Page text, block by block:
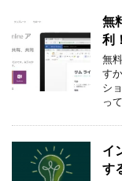
無
利！
無
す
シ
っ
イ
す